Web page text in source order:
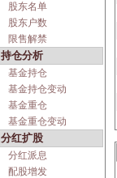
股东名单
股东户数
限售解禁
持仓分析
基金持仓
基金持仓变动
基金重仓
基金重仓变动
分红扩股
分红派息
配股增发